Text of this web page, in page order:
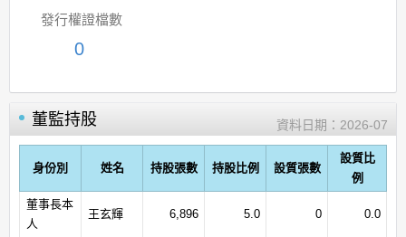
發行權證檔數
0
董監持股 資料日期： 2026-07
身份別 姓名 持股張數 持股比例 設質張數
設質比
例
董事長本
人
王玄輝 6,896 5.0 0 0.0